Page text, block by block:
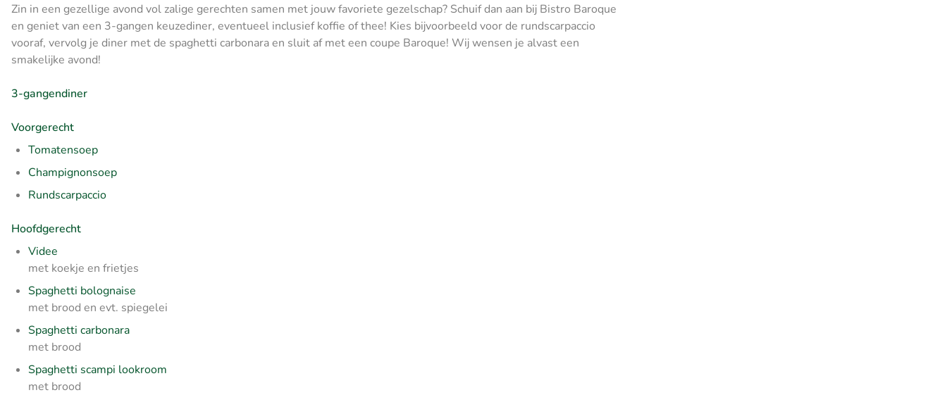
Zin in een gezellige avond vol zalige gerechten samen met jouw favoriete gezelschap? Schuif dan aan bij Bistro Baroque
en geniet van een 3-gangen keuzediner, eventueel inclusief koffie of thee! Kies bijvoorbeeld voor de rundscarpaccio
vooraf, vervolg je diner met de spaghetti carbonara en sluit af met een coupe Baroque! Wij wensen je alvast een
smakelijke avond!
3-gangendiner
Voorgerecht
Tomatensoep
Champignonsoep
Rundscarpaccio
Hoofdgerecht
Videe
met koekje en frietjes
Spaghetti bolognaise
met brood en evt. spiegelei
Spaghetti carbonara
met brood
Spaghetti scampi lookroom
met brood